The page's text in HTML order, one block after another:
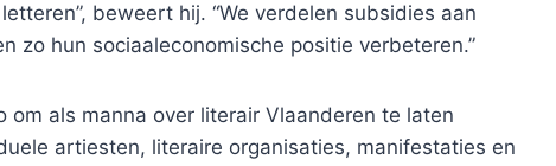
beweert hij. “We verdelen subsidies aan
zo hun sociaaleconomische positie verbeteren.”
om als manna over literair Vlaanderen te laten
artiesten, literaire organisaties, manifestaties en